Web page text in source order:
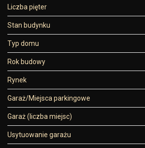
Liczba pięter
Stan budynku
Typ domu
Rok budowy
Rynek
Garaż/Miejsca parkingowe
Garaż (liczba miejsc)
Usytuowanie garażu